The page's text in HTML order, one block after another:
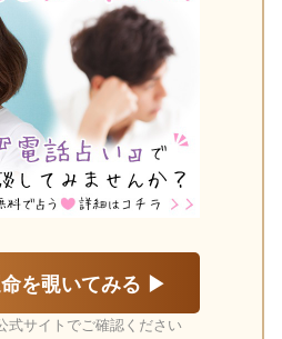
を覗いてみる ▶
式サイトでご確認ください